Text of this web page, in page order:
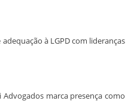
à LGPD com lideranças
Advogados marca presença como